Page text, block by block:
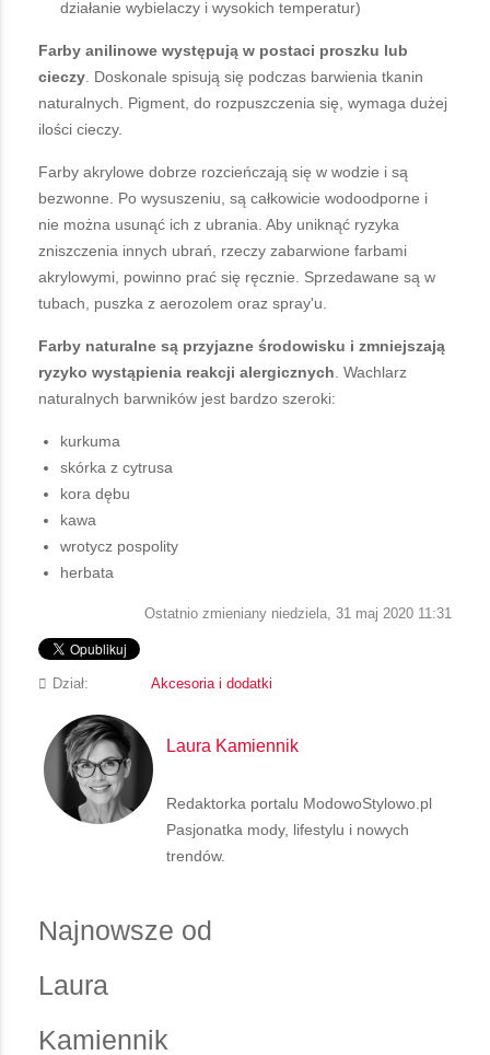
działanie wybielaczy i wysokich temperatur)
Farby anilinowe występują w postaci proszku lub
cieczy . Doskonale spisują się podczas barwienia tkanin
naturalnych. Pigment, do rozpuszczenia się, wymaga dużej
ilości cieczy.
Farby akrylowe dobrze rozcieńczają się w wodzie i są
bezwonne. Po wysuszeniu, są całkowicie wodoodporne i
nie można usunąć ich z ubrania. Aby uniknąć ryzyka
zniszczenia innych ubrań, rzeczy zabarwione farbami
akrylowymi, powinno prać się ręcznie. Sprzedawane są w
tubach, puszka z aerozolem oraz spray'u.
Farby naturalne są przyjazne środowisku i zmniejszają
ryzyko wystąpienia reakcji alergicznych . Wachlarz
naturalnych barwników jest bardzo szeroki:
kurkuma
skórka z cytrusa
kora dębu
kawa
wrotycz pospolity
herbata
Ostatnio zmieniany niedziela, 31 maj 2020 11:31
Dział: Akcesoria i dodatki
Laura Kamiennik
Redaktorka portalu ModowoStylowo.pl
Pasjonatka mody, lifestylu i nowych
trendów.
Najnowsze od
Laura
Kamiennik